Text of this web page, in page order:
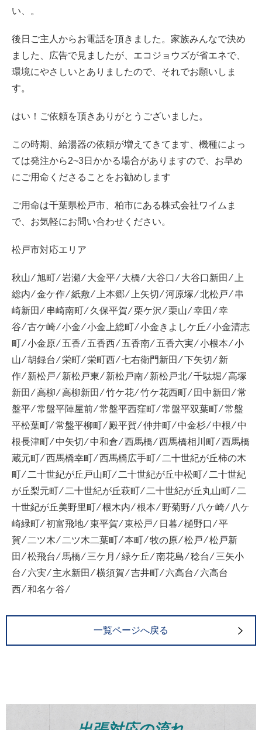
い、。
後日ご主人からお電話を頂きました。家族みんなで決め
ました、広告で見ましたが、エコジョウズが省エネで、
環境にやさしいとありましたので、それでお願いしま
す。
はい！ご依頼を頂きありがとうございました。
この時期、給湯器の依頼が増えてきてます、機種によっ
ては発注から2~3日かかる場合がありますので、お早め
にご用命くださることをお勧めします
ご用命は千葉県松戸市、柏市にある株式会社ワイムま
で、お気軽にお問い合わせください。
松戸市対応エリア
秋山 ⁄ 旭町 ⁄ 岩瀬 ⁄ 大金平 ⁄ 大橋 ⁄ 大谷口 ⁄ 大谷口新田 ⁄ 上
総内 ⁄ 金ケ作 ⁄ 紙敷 ⁄ 上本郷 ⁄ 上矢切 ⁄ 河原塚 ⁄ 北松戸 ⁄ 串
崎新田 ⁄ 串崎南町 ⁄ 久保平賀 ⁄ 栗ケ沢 ⁄ 栗山 ⁄ 幸田 ⁄ 幸
谷 ⁄ 古ケ崎 ⁄ 小金 ⁄ 小金上総町 ⁄ 小金きよしケ丘 ⁄ 小金清志
町 ⁄ 小金原 ⁄ 五香 ⁄ 五香西 ⁄ 五香南 ⁄ 五香六実 ⁄ 小根本 ⁄ 小
山 ⁄ 胡録台 ⁄ 栄町 ⁄ 栄町西 ⁄ 七右衛門新田 ⁄ 下矢切 ⁄ 新
作 ⁄ 新松戸 ⁄ 新松戸東 ⁄ 新松戸南 ⁄ 新松戸北 ⁄ 千駄堀 ⁄ 高塚
新田 ⁄ 高柳 ⁄ 高柳新田 ⁄ 竹ケ花 ⁄ 竹ケ花西町 ⁄ 田中新田 ⁄ 常
盤平 ⁄ 常盤平陣屋前 ⁄ 常盤平西窪町 ⁄ 常盤平双葉町 ⁄ 常盤
平松葉町 ⁄ 常盤平柳町 ⁄ 殿平賀 ⁄ 仲井町 ⁄ 中金杉 ⁄ 中根 ⁄ 中
根長津町 ⁄ 中矢切 ⁄ 中和倉 ⁄ 西馬橋 ⁄ 西馬橋相川町 ⁄ 西馬橋
蔵元町 ⁄ 西馬橋幸町 ⁄ 西馬橋広手町 ⁄ 二十世紀が丘柿の木
町 ⁄ 二十世紀が丘戸山町 ⁄ 二十世紀が丘中松町 ⁄ 二十世紀
が丘梨元町 ⁄ 二十世紀が丘萩町 ⁄ 二十世紀が丘丸山町 ⁄ 二
十世紀が丘美野里町 ⁄ 根木内 ⁄ 根本 ⁄ 野菊野 ⁄ 八ケ崎 ⁄ 八ケ
崎緑町 ⁄ 初富飛地 ⁄ 東平賀 ⁄ 東松戸 ⁄ 日暮 ⁄ 樋野口 ⁄ 平
賀 ⁄ 二ツ木 ⁄ 二ツ木二葉町 ⁄ 本町 ⁄ 牧の原 ⁄ 松戸 ⁄ 松戸新
田 ⁄ 松飛台 ⁄ 馬橋 ⁄ 三ケ月 ⁄ 緑ケ丘 ⁄ 南花島 ⁄ 稔台 ⁄ 三矢小
台 ⁄ 六実 ⁄ 主水新田 ⁄ 横須賀 ⁄ 吉井町 ⁄ 六高台 ⁄ 六高台
西 ⁄ 和名ケ谷 ⁄
一覧ページへ戻る